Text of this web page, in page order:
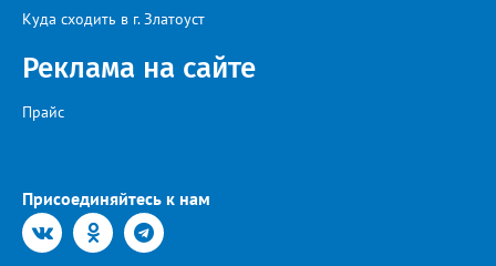
Куда сходить в г. Златоуст
Реклама на сайте
Прайс
Присоединяйтесь к нам